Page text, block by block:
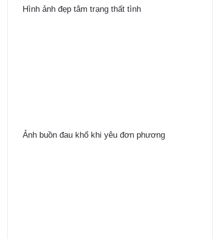
Hình ảnh đẹp tâm trạng thất tình
Ảnh buồn đau khổ khi yêu đơn phương